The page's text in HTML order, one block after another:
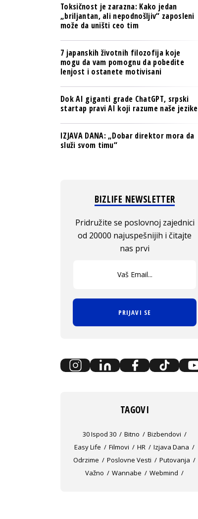
Toksičnost je zarazna: Kako jedan
„briljantan, ali nepodnošljiv“ zaposleni
može da uništi ceo tim
7 japanskih životnih filozofija koje
mogu da vam pomognu da pobedite
lenjost i ostanete motivisani
Dok AI giganti grade ChatGPT, srpski
startap pravi AI koji razume naše jezike
IZJAVA DANA: „Dobar direktor mora da
služi svom timu“
BIZLIFE NEWSLETTER
Pridružite se poslovnoj zajednici
od 20000 najuspešnijih i čitajte
nas prvi
PRIJAVI SE
TAGOVI
30 Ispod 30 Bitno
Bizbendovi
Easy Life
Filmovi HR
Izjava Dana
Odrzime
Poslovne Vesti
Putovanja
Važno
Wannabe Webmind